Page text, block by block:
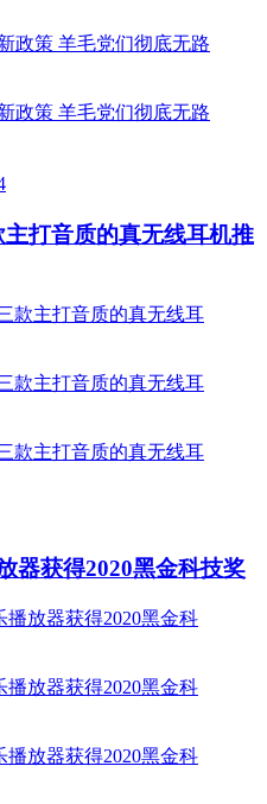
打音质的真无线耳机推
器获得2020黑金科技奖